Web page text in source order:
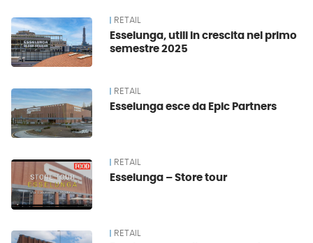
RETAIL
Esselunga, utili in crescita nel primo
semestre 2025
RETAIL
Esselunga esce da Epic Partners
RETAIL
Esselunga – Store tour
RETAIL